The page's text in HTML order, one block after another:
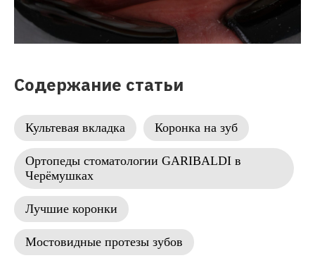
Содержание статьи
Культевая вкладка Коронка на зуб
Ортопеды стоматологии GARIBALDI в
Черёмушках
Лучшие коронки
Мостовидные протезы зубов